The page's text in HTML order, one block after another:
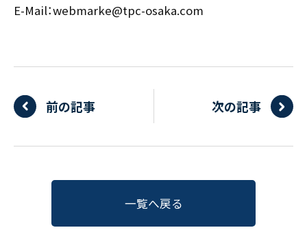
E-Mail：webmarke@tpc-osaka.com
前の記事 次の記事
一覧へ戻る